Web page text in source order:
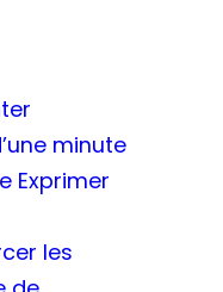
minute
Exprimer
les